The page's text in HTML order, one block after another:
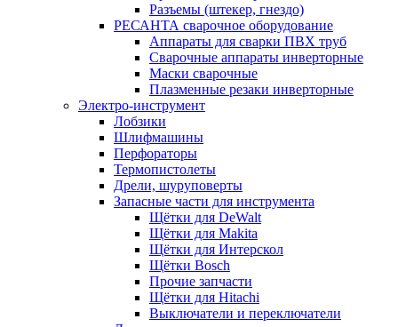
Разъемы (штекер, гнездо)
РЕСАНТА сварочное оборудование
Аппараты для сварки ПВХ труб
Сварочные аппараты инверторные
Маски сварочные
Плазменные резаки инверторные
Электро-инструмент
Лобзики
Шлифмашины
Перфораторы
Термопистолеты
Дрели, шуруповерты
Запасные части для инструмента
Щётки для DeWalt
Щётки для Makita
Щётки для Интерскол
Щётки Bosch
Прочие запчасти
Щётки для Hitachi
Выключатели и переключатели